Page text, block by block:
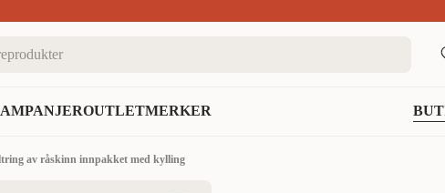
OUTLETMERKER
av råskinn innpakket med kylling